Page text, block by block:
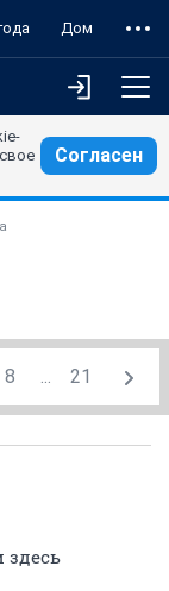
Дом
Согласен
8 ... 21
здесь